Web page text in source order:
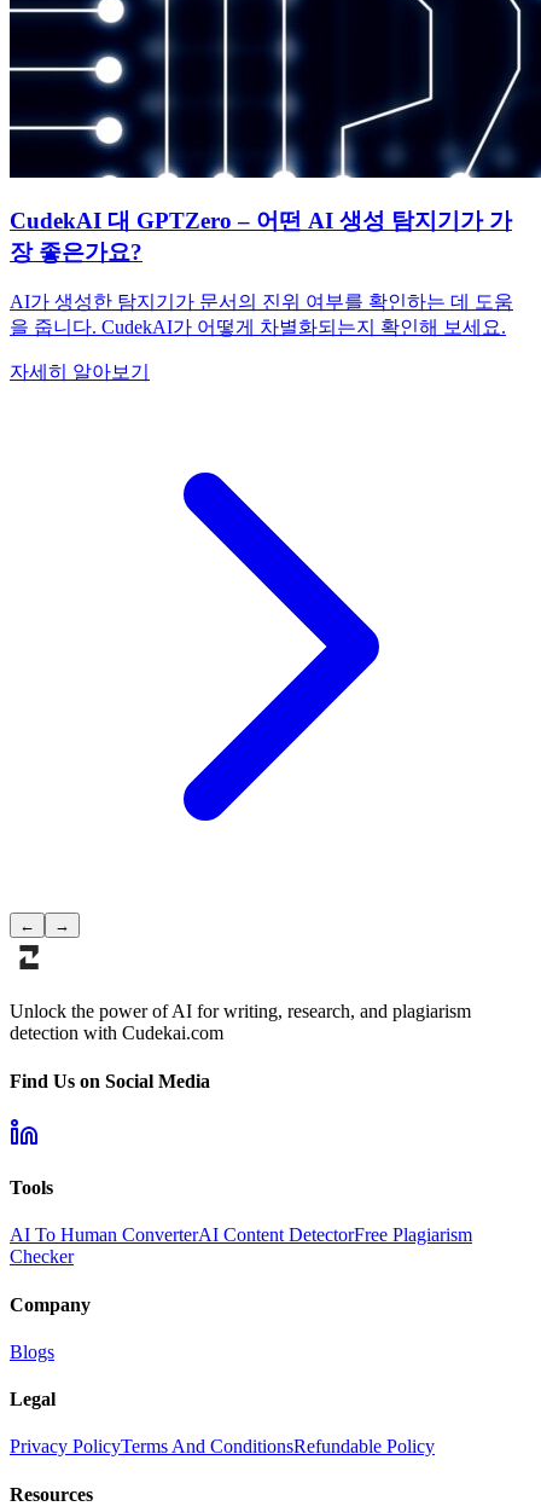
CudekAI 대 GPTZero – 어떤 AI 생성 탐지기가 가
장 좋은가요?
AI가 생성한 탐지기가 문서의 진위 여부를 확인하는 데 도움
을 줍니다. CudekAI가 어떻게 차별화되는지 확인해 보세요.
자세히 알아보기
← →
Unlock the power of AI for writing, research, and plagiarism
detection with Cudekai.com
Find Us on Social Media
Tools
AI To Human ConverterAI Content DetectorFree Plagiarism
Checker
Company
Blogs
Legal
Privacy PolicyTerms And ConditionsRefundable Policy
Resources